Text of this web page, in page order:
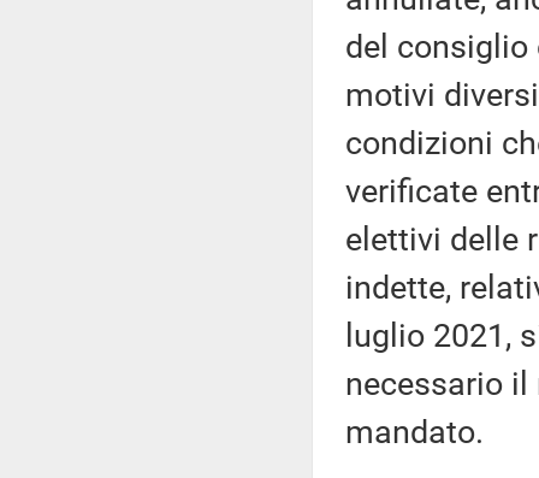
del consiglio
motivi
condizioni
verificate
elettivi delle
indette,
luglio 2021,
necessario il
mandato.